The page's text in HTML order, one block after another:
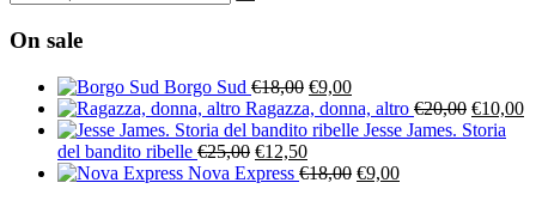
On sale
Borgo Sud €18,00 Il
prezzo
originale
€18,00.
€9,00Il
prezzo
attuale
€9,00.
Ragazza, donna, altro €20,00 Il
prezzo
€10,00Il
Jesse James. Storia
del bandito ribelle €25,00 Il
prezzo
€12,50Il
prezzo
Nova Express €18,00 Il
€9,00Il